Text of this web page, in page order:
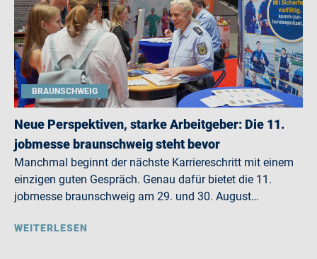
BRAUNSCHWEIG
Neue Perspektiven, starke Arbeitgeber: Die 11.
jobmesse braunschweig steht bevor
Manchmal beginnt der nächste Karriereschritt mit einem
einzigen guten Gespräch. Genau dafür bietet die 11.
jobmesse braunschweig am 29. und 30. August…
WEITERLESEN